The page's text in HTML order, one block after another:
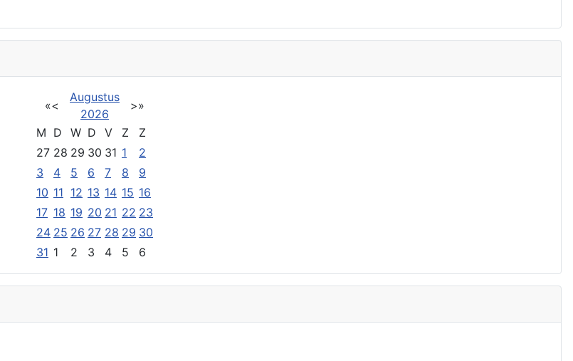
«<
Augustus
2026
>»
M D W D V Z
Z
27 28 29 30 31 1
2
3
4 5 6 7 8
9
10 11 12 13 14 15 16
17 18 19 20 21 22 23
24 25 26 27 28 29 30
31 1 2 3 4 5 6